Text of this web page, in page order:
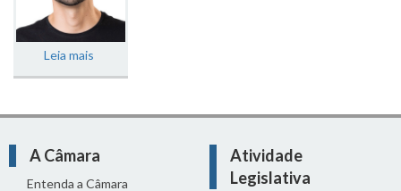
Leia mais
A Câmara
Entenda a Câmara
Atividade
Legislativa